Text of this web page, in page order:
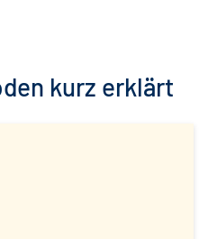
kurz erklärt